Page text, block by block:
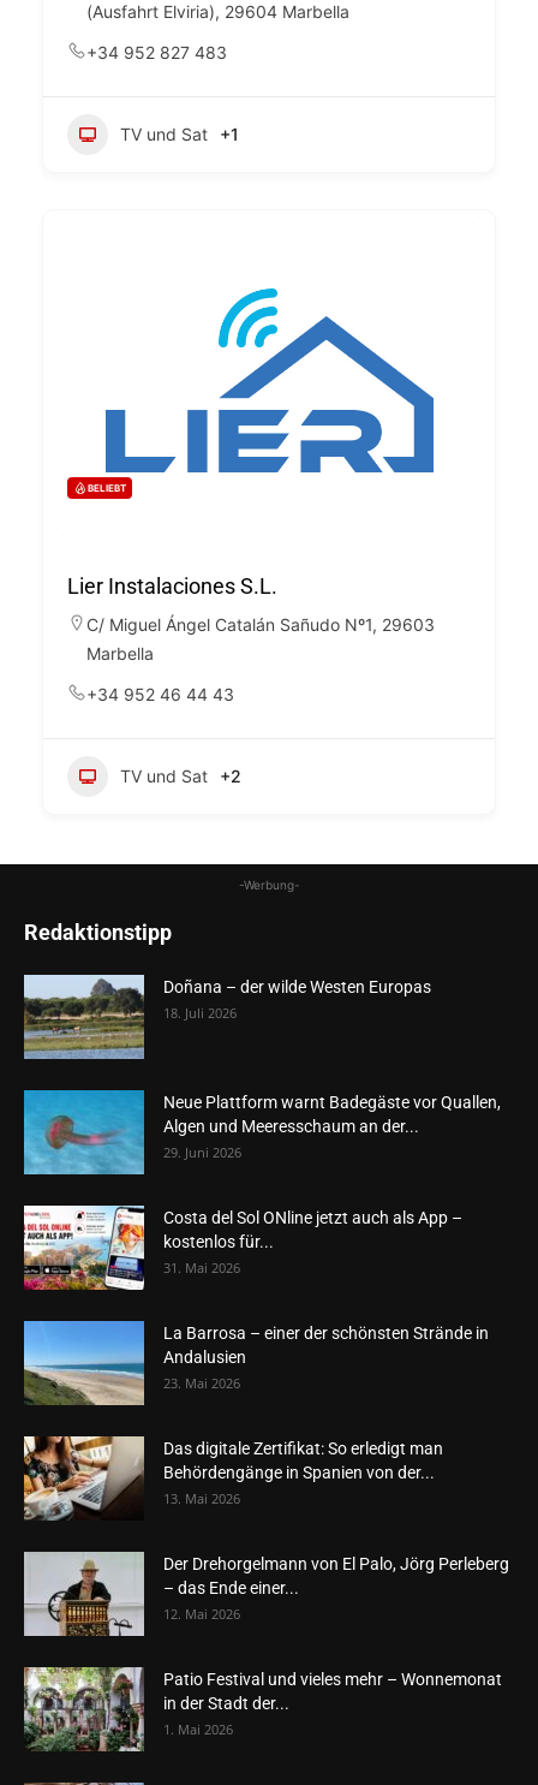
(Ausfahrt Elviria), 29604 Marbella
+34 952 827 483
TV und Sat +1
BELIEBT
Lier Instalaciones S.L.
C/ Miguel Ángel Catalán Sañudo Nº1, 29603
Marbella
+34 952 46 44 43
TV und Sat +2
-Werbung-
Redaktionstipp
Doñana – der wilde Westen Europas
18. Juli 2026
Neue Plattform warnt Badegäste vor Quallen,
Algen und Meeresschaum an der...
29. Juni 2026
Costa del Sol ONline jetzt auch als App –
kostenlos für...
31. Mai 2026
La Barrosa – einer der schönsten Strände in
Andalusien
23. Mai 2026
Das digitale Zertifikat: So erledigt man
Behördengänge in Spanien von der...
13. Mai 2026
Der Drehorgelmann von El Palo, Jörg Perleberg
– das Ende einer...
12. Mai 2026
Patio Festival und vieles mehr – Wonnemonat
in der Stadt der...
1. Mai 2026